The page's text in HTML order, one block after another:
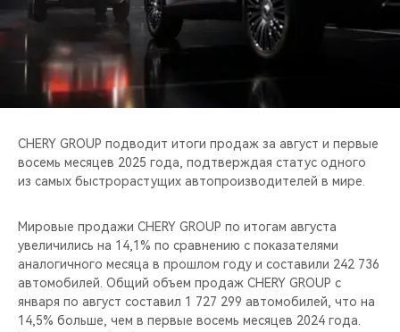
CHERY И СПОРТ
НАШИ МЕРОПРИЯТИЯ
ВИДЕООБЗОРЫ
CHERY ДЛЯ ДЕТЕЙ
CHERY GROUP подводит итоги продаж за август и первые
восемь месяцев 2025 года, подтверждая статус одного
из самых быстрорастущих автопроизводителей в мире.
Мировые продажи CHERY GROUP по итогам августа
увеличились на 14,1% по сравнению с показателями
аналогичного месяца в прошлом году и составили 242 736
автомобилей. Общий объем продаж CHERY GROUP с
января по август составил 1 727 299 автомобилей, что на
14,5% больше, чем в первые восемь месяцев 2024 года.